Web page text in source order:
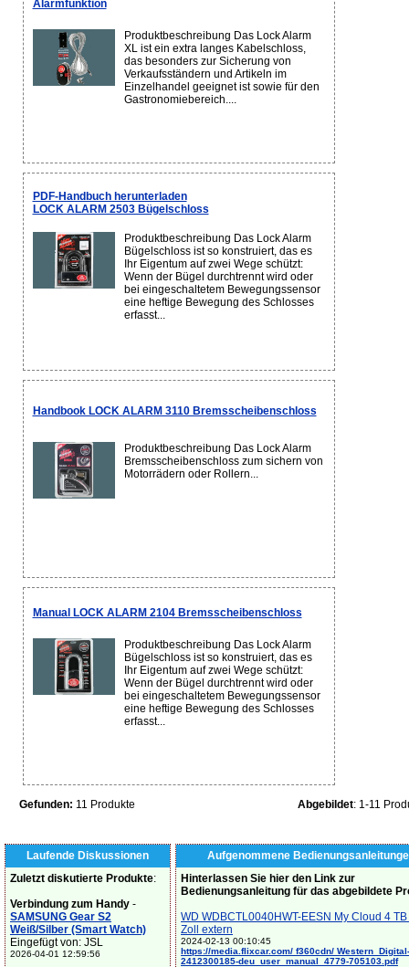
Alarmfunktion
Produktbeschreibung Das Lock Alarm
XL ist ein extra langes Kabelschloss,
das besonders zur Sicherung von
Verkaufsständern und Artikeln im
Einzelhandel geeignet ist sowie für den
Gastronomiebereich....
PDF-Handbuch herunterladen
LOCK ALARM 2503 Bügelschloss
Produktbeschreibung Das Lock Alarm
Bügelschloss ist so konstruiert, das es
Ihr Eigentum auf zwei Wege schützt:
Wenn der Bügel durchtrennt wird oder
bei eingeschaltetem Bewegungssensor
eine heftige Bewegung des Schlosses
erfasst...
Handbook LOCK ALARM 3110 Bremsscheibenschloss
Produktbeschreibung Das Lock Alarm
Bremsscheibenschloss zum sichern von
Motorrädern oder Rollern...
Manual LOCK ALARM 2104 Bremsscheibenschloss
Produktbeschreibung Das Lock Alarm
Bügelschloss ist so konstruiert, das es
Ihr Eigentum auf zwei Wege schützt:
Wenn der Bügel durchtrennt wird oder
bei eingeschaltetem Bewegungssensor
eine heftige Bewegung des Schlosses
erfasst...
Gefunden: 11 Produkte Abgebildet: 1-11
Laufende Diskussionen
Zuletzt diskutierte Produkte:
Verbindung zum Handy -
SAMSUNG Gear S2
Weiß/Silber (Smart Watch)
Eingefügt von: JSL
2026-04-01 12:59:56
Aufgenommene
Hinterlassen Sie hier den Link zur
Bedienungsanleitung für das abgebildete
WD WDBCTL0040HWT-EESN My Cloud 4
Zoll extern
2024-02-13 00:10:45
https://media.flixcar.com/ f360cdn/ Western_Digital-
2412300185-deu_user_manual_4779-705103.pdf